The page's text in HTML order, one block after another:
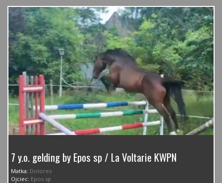
7 y.o. gelding by Epos sp / La Voltarie KWPN
Matka: Dolores
Ojciec: Epos sp